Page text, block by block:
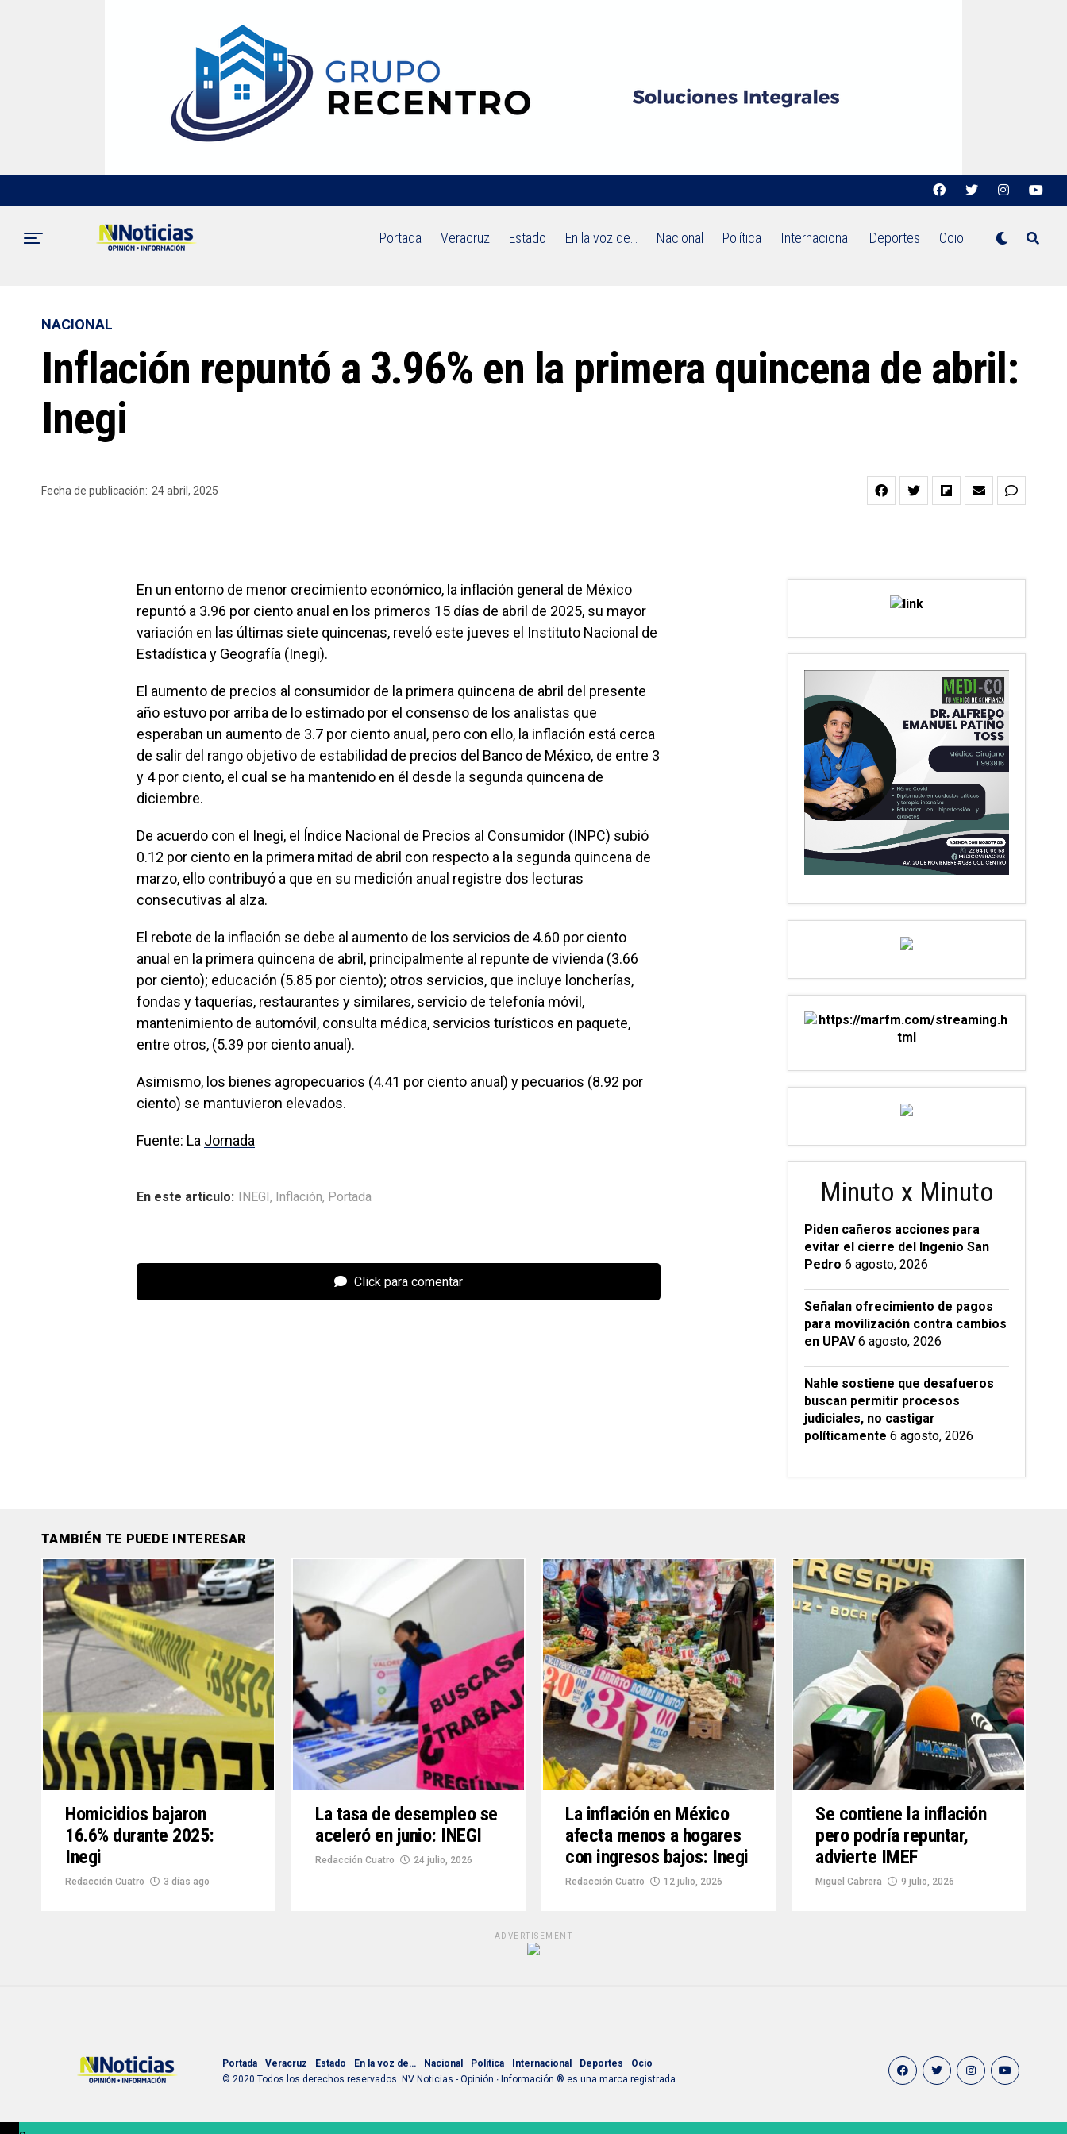
Portada Veracruz Estado En la voz de… Nacional Política Internacional Deportes Ocio
NACIONAL
Inflación repuntó a 3.96% en la primera quincena de abril:
Inegi
Fecha de publicación: 24 abril, 2025
En un entorno de menor crecimiento económico, la inflación general de México
repuntó a 3.96 por ciento anual en los primeros 15 días de abril de 2025, su mayor
variación en las últimas siete quincenas, reveló este jueves el Instituto Nacional de
Estadística y Geografía (Inegi).
El aumento de precios al consumidor de la primera quincena de abril del presente
año estuvo por arriba de lo estimado por el consenso de los analistas que
esperaban un aumento de 3.7 por ciento anual, pero con ello, la inflación está cerca
de salir del rango objetivo de estabilidad de precios del Banco de México, de entre 3
y 4 por ciento, el cual se ha mantenido en él desde la segunda quincena de
diciembre.
De acuerdo con el Inegi, el Índice Nacional de Precios al Consumidor (INPC) subió
0.12 por ciento en la primera mitad de abril con respecto a la segunda quincena de
marzo, ello contribuyó a que en su medición anual registre dos lecturas
consecutivas al alza.
El rebote de la inflación se debe al aumento de los servicios de 4.60 por ciento
anual en la primera quincena de abril, principalmente al repunte de vivienda (3.66
por ciento); educación (5.85 por ciento); otros servicios, que incluye loncherías,
fondas y taquerías, restaurantes y similares, servicio de telefonía móvil,
mantenimiento de automóvil, consulta médica, servicios turísticos en paquete,
entre otros, (5.39 por ciento anual).
Asimismo, los bienes agropecuarios (4.41 por ciento anual) y pecuarios (8.92 por
ciento) se mantuvieron elevados.
Fuente: La Jornada
En este articulo: INEGI, Inflación, Portada
Click para comentar
Minuto x Minuto
Piden cañeros acciones para
evitar el cierre del Ingenio San
Pedro 6 agosto, 2026
Señalan ofrecimiento de pagos
para movilización contra cambios
en UPAV 6 agosto, 2026
Nahle sostiene que desafueros
buscan permitir procesos
judiciales, no castigar
políticamente 6 agosto, 2026
TAMBIÉN TE PUEDE INTERESAR
Homicidios bajaron
16.6% durante 2025:
Inegi
Redacción Cuatro 3 días ago
La tasa de desempleo se
aceleró en junio: INEGI
Redacción Cuatro 24 julio, 2026
La inflación en México
afecta menos a hogares
con ingresos bajos: Inegi
Redacción Cuatro 12 julio, 2026
Se contiene la inflación
pero podría repuntar,
advierte IMEF
Miguel Cabrera 9 julio, 2026
ADVERTISEMENT
Portada Veracruz Estado En la voz de… Nacional Política Internacional Deportes
Ocio
© 2020 Todos los derechos reservados. NV Noticias - Opinión ∙ Información ® es una marca registrada.